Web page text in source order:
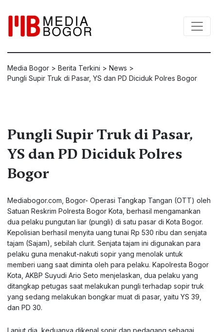
Media Bogor > Berita Terkini > News >
Pungli Supir Truk di Pasar, YS dan PD Diciduk Polres Bogor
Pungli Supir Truk di Pasar,
YS dan PD Diciduk Polres
Bogor
Mediabogor.com, Bogor- Operasi Tangkap Tangan (OTT) oleh
Satuan Reskrim Polresta Bogor Kota, berhasil mengamankan
dua pelaku pungutan liar (pungli) di satu pasar di Kota Bogor.
Kepolisian berhasil menyita uang tunai Rp 530 ribu dan senjata
tajam (Sajam), sebilah clurit. Senjata tajam ini digunakan para
pelaku guna menakut-nakuti sopir yang menolak untuk
memberi uang saat diminta oleh para pelaku. Kapolresta Bogor
Kota, AKBP Suyudi Ario Seto menjelaskan, dua pelaku yang
ditangkap petugas saat melakukan pungli terhadap sopir truk
yang sedang melakukan bongkar muat di pasar, yaitu YS 39,
dan PD 30.
Lanjut dia, keduanya dikenal sopir dan pedagang sebagai